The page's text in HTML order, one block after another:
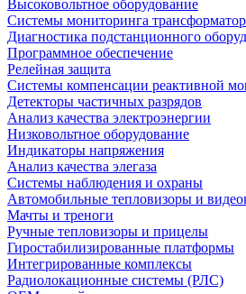
Высоковольтное оборудование
Системы мониторинга
Диагностика подстанционного
Программное обеспечение
Релейная защита
Системы компенсации реактивной
Детекторы частичных разрядов
Анализ качества электроэнергии
Низковольтное оборудование
Индикаторы напряжения
Анализ качества элегаза
Системы наблюдения и охраны
Автомобильные тепловизоры и
Мачты и треноги
Ручные тепловизоры и прицелы
Гиростабилизированные платформы
Интегрированные комплексы
Радиолокационные системы (РЛС)